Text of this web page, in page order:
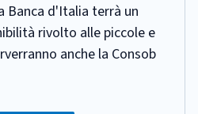
Banca d'Italia terrà un
rivolto alle piccole e
anche la Consob